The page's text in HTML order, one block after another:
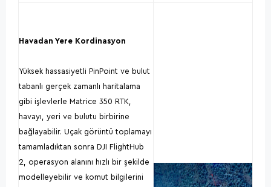
Havadan Yere Kordinasyon
Yüksek hassasiyetli PinPoint ve bulut
tabanlı gerçek zamanlı haritalama
gibi işlevlerle Matrice 350 RTK,
havayı, yeri ve bulutu birbirine
bağlayabilir. Uçak görüntü toplamayı
tamamladıktan sonra DJI FlightHub
2, operasyon alanını hızlı bir şekilde
modelleyebilir ve komut bilgilerini